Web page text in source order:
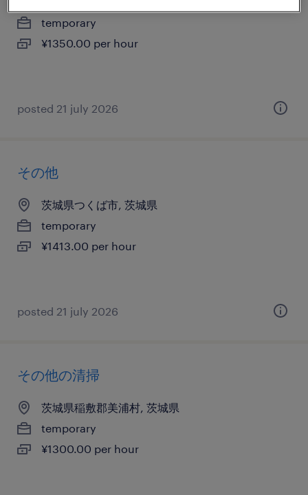
temporary
¥1350.00 per hour
posted 21 july 2026
その他
茨城県つくば市, 茨城県
temporary
¥1413.00 per hour
posted 21 july 2026
その他の清掃
茨城県稲敷郡美浦村, 茨城県
temporary
¥1300.00 per hour